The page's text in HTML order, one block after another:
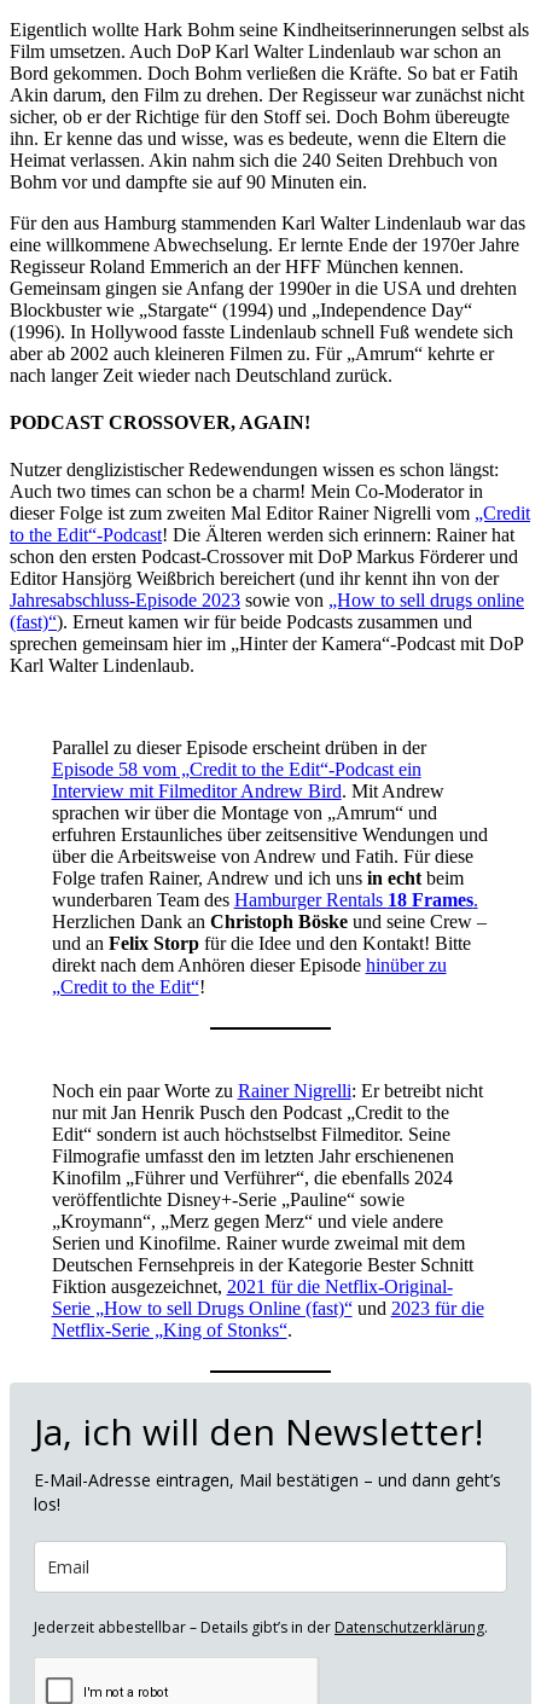
Eigentlich wollte Hark Bohm seine Kindheitserinnerungen selbst als
Film umsetzen. Auch DoP Karl Walter Lindenlaub war schon an
Bord gekommen. Doch Bohm verließen die Kräfte. So bat er Fatih
Akin darum, den Film zu drehen. Der Regisseur war zunächst nicht
sicher, ob er der Richtige für den Stoff sei. Doch Bohm übereugte
ihn. Er kenne das und wisse, was es bedeute, wenn die Eltern die
Heimat verlassen. Akin nahm sich die 240 Seiten Drehbuch von
Bohm vor und dampfte sie auf 90 Minuten ein.
Für den aus Hamburg stammenden Karl Walter Lindenlaub war das
eine willkommene Abwechselung. Er lernte Ende der 1970er Jahre
Regisseur Roland Emmerich an der HFF München kennen.
Gemeinsam gingen sie Anfang der 1990er in die USA und drehten
Blockbuster wie „Stargate“ (1994) und „Independence Day“
(1996). In Hollywood fasste Lindenlaub schnell Fuß wendete sich
aber ab 2002 auch kleineren Filmen zu. Für „Amrum“ kehrte er
nach langer Zeit wieder nach Deutschland zurück.
PODCAST CROSSOVER, AGAIN!
Nutzer denglizistischer Redewendungen wissen es schon längst:
Auch two times can schon be a charm! Mein Co-Moderator in
dieser Folge ist zum zweiten Mal Editor Rainer Nigrelli vom „Credit
to the Edit“-Podcast! Die Älteren werden sich erinnern: Rainer hat
schon den ersten Podcast-Crossover mit DoP Markus Förderer und
Editor Hansjörg Weißbrich bereichert (und ihr kennt ihn von der
Jahresabschluss-Episode 2023 sowie von „How to sell drugs online
(fast)“). Erneut kamen wir für beide Podcasts zusammen und
sprechen gemeinsam hier im „Hinter der Kamera“-Podcast mit DoP
Karl Walter Lindenlaub.
Parallel zu dieser Episode erscheint drüben in der
Episode 58 vom „Credit to the Edit“-Podcast ein
Interview mit Filmeditor Andrew Bird. Mit Andrew
sprachen wir über die Montage von „Amrum“ und
erfuhren Erstaunliches über zeitsensitive Wendungen und
über die Arbeitsweise von Andrew und Fatih. Für diese
Folge trafen Rainer, Andrew und ich uns in echtbeim
wunderbaren Team des Hamburger Rentals 18 Frames.
Herzlichen Dank an Christoph Böskeund seine Crew –
und an Felix Storpfür die Idee und den Kontakt! Bitte
direkt nach dem Anhören dieser Episode hinüber zu
„Credit to the Edit“!
Noch ein paar Worte zu Rainer Nigrelli: Er betreibt nicht
nur mit Jan Henrik Pusch den Podcast „Credit to the
Edit“ sondern ist auch höchstselbst Filmeditor. Seine
Filmografie umfasst den im letzten Jahr erschienenen
Kinofilm „Führer und Verführer“, die ebenfalls 2024
veröffentlichte Disney+-Serie „Pauline“ sowie
„Kroymann“, „Merz gegen Merz“ und viele andere
Serien und Kinofilme. Rainer wurde zweimal mit dem
Deutschen Fernsehpreis in der Kategorie Bester Schnitt
Fiktion ausgezeichnet, 2021 für die Netflix-Original-
Serie „How to sell Drugs Online (fast)“und 2023 für die
Netflix-Serie „King of Stonks“.
Ja, ich will den Newsletter!
E-Mail-Adresse eintragen, Mail bestätigen – und dann geht’s
los!
Jederzeit abbestellbar – Details gibt’s in der Datenschutzerklärung.